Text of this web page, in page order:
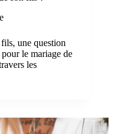
une question
le mariage de
les